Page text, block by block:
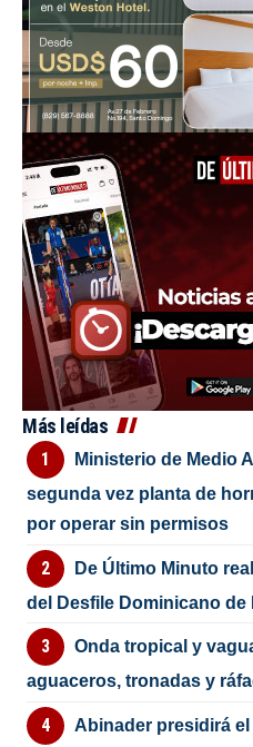
Más leídas
Ministerio de Medio
segunda vez planta de
por operar sin permisos
De Último Minuto
del Desfile Dominicano de
Onda tropical y
aguaceros, tronadas y
Abinader presidirá